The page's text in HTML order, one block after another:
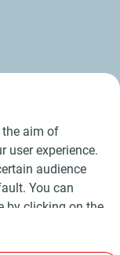
the aim of
user experience.
audience
You can
by clicking on the
on the "Accept"